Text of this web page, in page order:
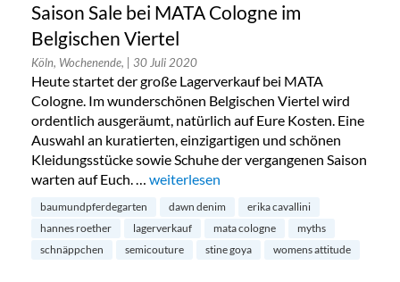
Saison Sale bei MATA Cologne im
Belgischen Viertel
Köln, Wochenende, | 30 Juli 2020
Heute startet der große Lagerverkauf bei MATA
Cologne. Im wunderschönen Belgischen Viertel wird
ordentlich ausgeräumt, natürlich auf Eure Kosten. Eine
Auswahl an kuratierten, einzigartigen und schönen
Kleidungsstücke sowie Schuhe der vergangenen Saison
warten auf Euch. … „Saison Sale bei MATA Cologne im
weiterlesen
baumundpferdegarten dawn denim
erika cavallini
hannes roether
lagerverkauf mata cologne
myths
schnäppchen
semicouture stine goya womens attitude